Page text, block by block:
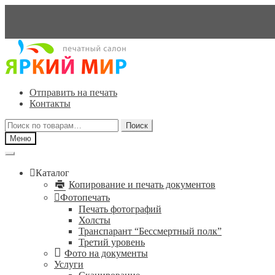
Перейти
навигации
Перейти
содержимому
Отправить на печать
Контакты
Искать:
Поиск
Меню
Каталог
Копирование и печать документов
Фотопечать
Печать фотографий
Холсты
Транспарант “Бессмертный полк”
Третий уровень
Фото на документы
Услуги